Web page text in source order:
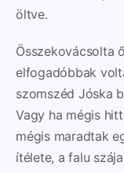
öltve.
Összekovácsolta
elfogadóbbak
szomszéd Jóska
Vagy ha mégis
mégis maradtak
ítélete, a falu